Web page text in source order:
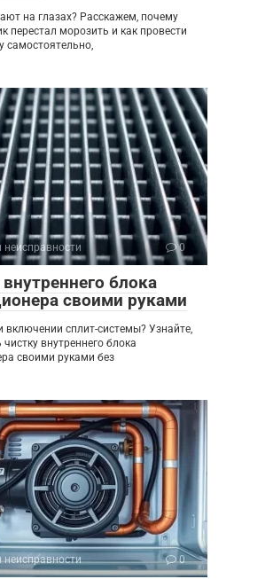
на глазах? Расскажем, почему
перестал морозить и как провести
самостоятельно,
0
блока
своими руками
включении сплит-системы? Узнайте,
чистку внутреннего блока
своими руками без
неисправности 0